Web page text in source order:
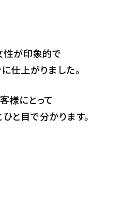
性が印象的で
仕上がりました。
様にとって
と目で分かります。